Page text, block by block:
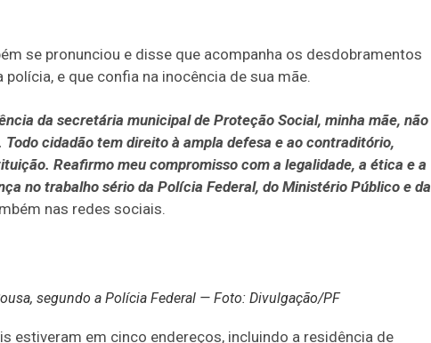
se pronunciou e disse que acompanha os desdobramentos
e que confia na inocência de sua mãe.
da secretária municipal de Proteção Social, minha mãe, não
cidadão tem direito à ampla defesa e ao contraditório,
Reafirmo meu compromisso com a legalidade, a ética e a
no trabalho sério da Polícia Federal, do Ministério Público e da
nas redes sociais.
segundo a Polícia Federal — Foto: Divulgação/PF
estiveram em cinco endereços, incluindo a residência de